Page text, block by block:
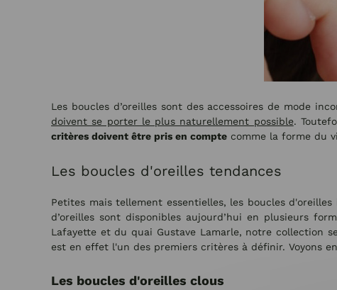
Les boucles d’oreilles sont des accessoires de mode
doivent se porter le plus naturellement possible.
critères doivent être pris en compte comme la forme du
Les boucles d'oreilles tendances
Petites mais tellement essentielles, les boucles
d’oreilles sont disponibles aujourd’hui en plusieurs
Lafayette et du quai Gustave Lamarle, notre collection
est en effet l'un des premiers critères à définir. Voyons
Les boucles d'oreilles clous